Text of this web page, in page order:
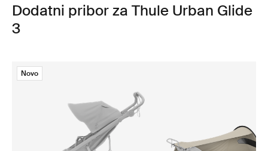
Dodatni pribor za Thule Urban Glide
3
Novo